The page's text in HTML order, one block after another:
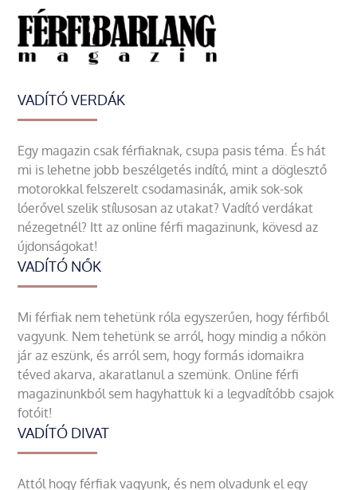
VADÍTÓ VERDÁK
Egy magazin csak férfiaknak, csupa pasis téma. És hát
mi is lehetne jobb beszélgetés indító, mint a döglesztő
motorokkal felszerelt csodamasinák, amik sok-sok
lóerővel szelik stílusosan az utakat? Vadító verdákat
nézegetnél? Itt az online férfi magazinunk, kövesd az
újdonságokat!
VADÍTÓ NŐK
Mi férfiak nem tehetünk róla egyszerűen, hogy férfiből
vagyunk. Nem tehetünk se arról, hogy mindig a nőkön
jár az eszünk, és arról sem, hogy formás idomaikra
téved akarva, akaratlanul a szemünk. Online férfi
magazinunkból sem hagyhattuk ki a legvadítóbb csajok
fotóit!
VADÍTÓ DIVAT
Attól hogy férfiak vagyunk, és nem olvadunk el egy